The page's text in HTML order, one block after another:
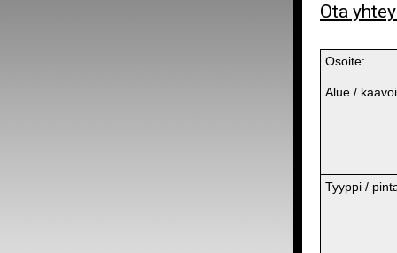
Ota
Osoite:
Alue /
Tyyppi /